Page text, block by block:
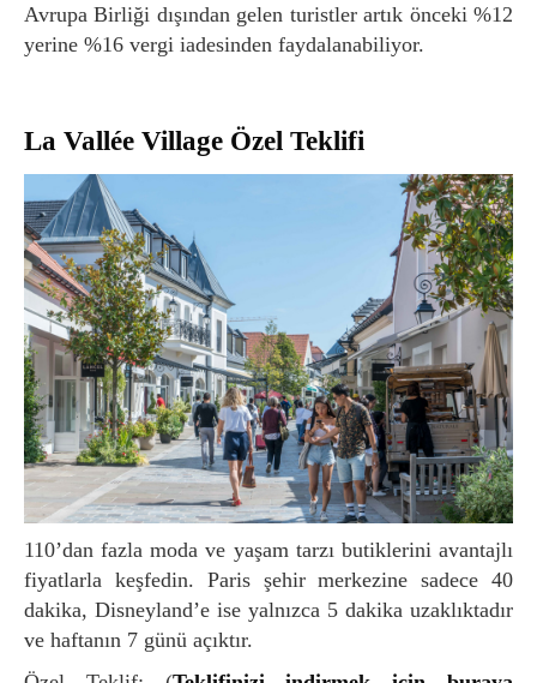
Avrupa Birliği dışından gelen turistler artık önceki %12
yerine %16 vergi iadesinden faydalanabiliyor.
La Vallée Village Özel Teklifi
110’dan fazla moda ve yaşam tarzı butiklerini avantajlı
fiyatlarla keşfedin. Paris şehir merkezine sadece 40
dakika, Disneyland’e ise yalnızca 5 dakika uzaklıktadır
ve haftanın 7 günü açıktır.